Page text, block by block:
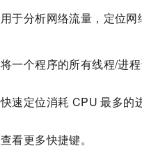
用于分析网络流量，定位网
将一个程序的所有线程/进程
快速定位消耗 CPU 最多的
查看更多快捷键。